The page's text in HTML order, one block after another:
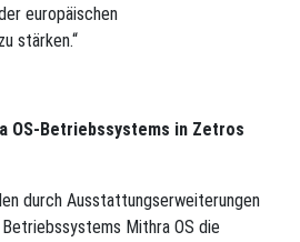
europäischen
stärken.“
OS-Betriebssystems in Zetros
durch Ausstattungserweiterungen
Mithra OS die